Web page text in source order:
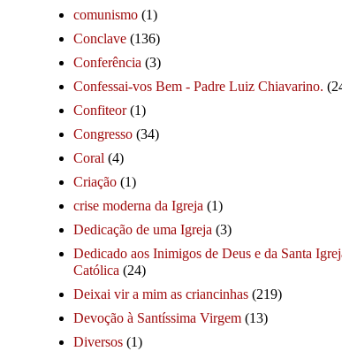
comunismo (1)
Conclave (136)
Conferência (3)
Confessai-vos Bem - Padre Luiz Chiavarino.
Confiteor (1)
Congresso (34)
Coral (4)
Criação (1)
crise moderna da Igreja (1)
Dedicação de uma Igreja (3)
Dedicado aos Inimigos de Deus e da Santa
Católica (24)
Deixai vir a mim as criancinhas (219)
Devoção à Santíssima Virgem (13)
Diversos (1)